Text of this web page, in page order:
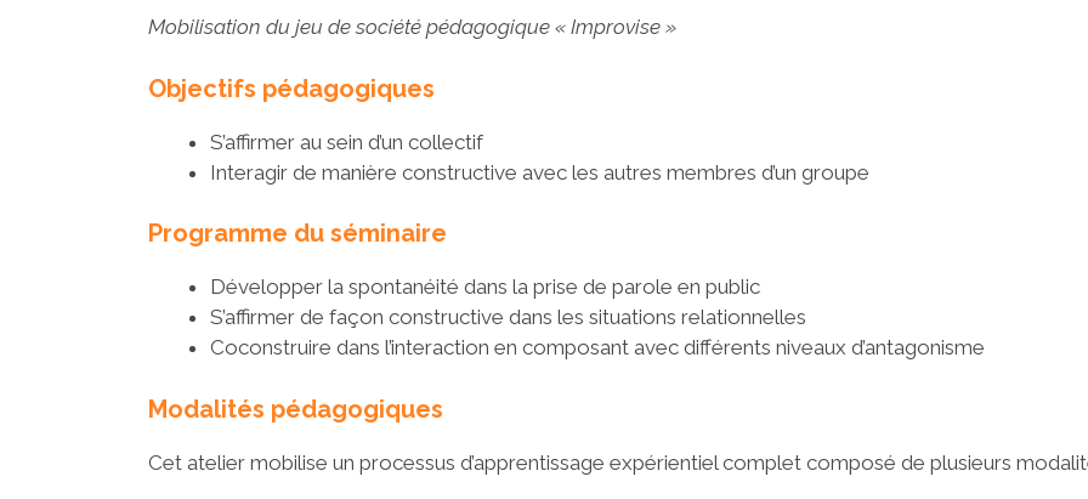
Mobilisation du jeu de société pédagogique « Improvise »
Objectifs pédagogiques
S’affirmer au sein d’un collectif
Interagir de manière constructive avec les autres membres d’un groupe
Programme du séminaire
Développer la spontanéité dans la prise de parole en public
S’affirmer de façon constructive dans les situations relationnelles
Coconstruire dans l’interaction en composant avec différents niveaux d’antagonisme
Modalités pédagogiques
Cet atelier mobilise un processus d’apprentissage expérientiel complet composé de plusieurs